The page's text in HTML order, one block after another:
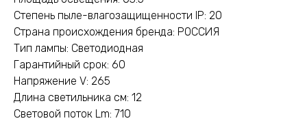
Степень пыле-влагозащищенности IP: 20
Страна происхождения бренда: РОССИЯ
Тип лампы: Светодиодная
Гарантийный срок: 60
Напряжение V: 265
Длина светильника см: 12
Световой поток Lm: 710